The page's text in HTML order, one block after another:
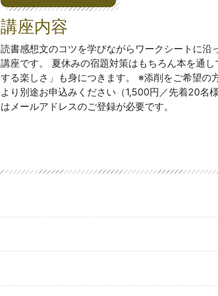
講座内容
読書感想文のコツを学びながらワークシートに沿
講座です。 夏休みの宿題対策はもちろん本を通
する楽しさ」も身につきます。 ※添削をご希望
より別途お申込みください（1,500円／先着20名
はメールアドレスのご登録が必要です。